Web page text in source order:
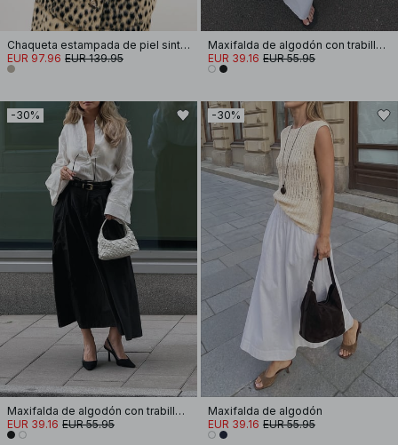
Chaqueta estampada de piel sintética
EUR 97.96 EUR 139.95
Maxifalda de algodón con trabillas para cinturón
EUR 39.16 EUR 55.95
-30%
Maxifalda de algodón con trabillas para cinturón
EUR 39.16 EUR 55.95
-30%
Maxifalda de algodón
EUR 39.16 EUR 55.95